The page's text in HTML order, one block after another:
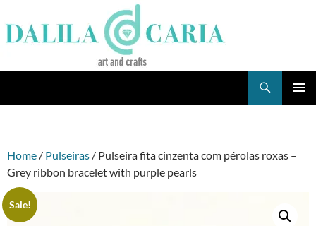
to
content
Home / Pulseiras / Pulseira fita cinzenta com pérolas roxas –
Grey ribbon bracelet with purple pearls
Sale!